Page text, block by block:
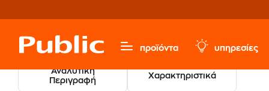
προϊόντα υπηρεσίες
Αναλυτική
Περιγραφή
Χαρακτηριστικά